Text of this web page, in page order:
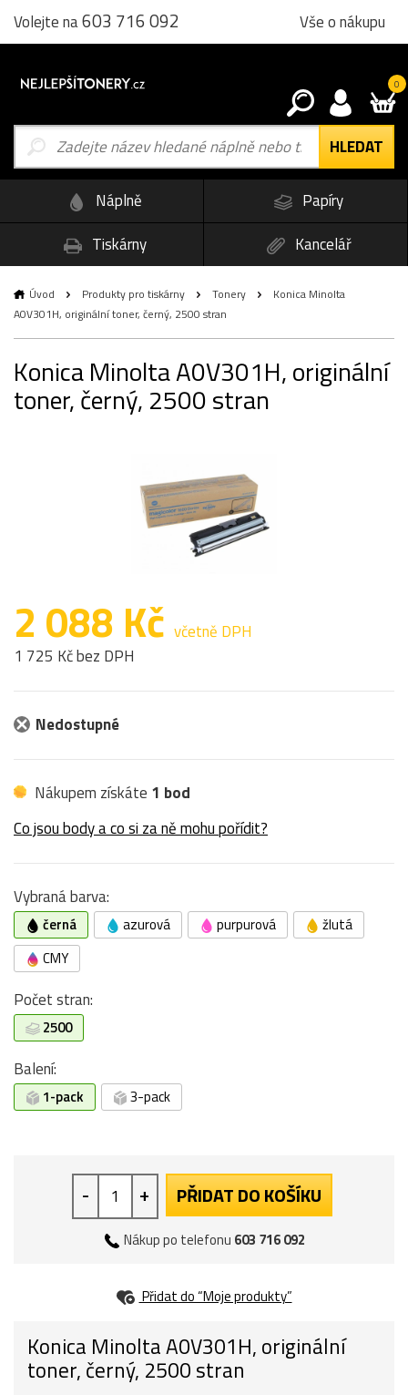
Volejte na603 716 092 Vše o nákupu
0
Náplně
Papíry
Tiskárny
Kancelář
Úvod Produkty pro tiskárny Tonery
Konica Minolta
A0V301H, originální toner, černý, 2500 stran
Konica Minolta A0V301H, originální
toner, černý, 2500 stran
2 088 Kč včetně DPH
1 725 Kč bez DPH
Nedostupné
Nákupem získáte 1 bod
Co jsou body a co si za ně mohu pořídit?
Vybraná barva:
černá azurová purpurová
žlutá
CMY
Počet stran:
2500
Balení:
1-pack 3-pack
- + PŘIDAT DO KOŠÍKU
Nákup po telefonu 603 716 092
Přidat do “Moje produkty”
Konica Minolta A0V301H, originální
toner, černý, 2500 stran